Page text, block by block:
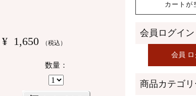
¥ 1,650 （税込）
数量：
カートが